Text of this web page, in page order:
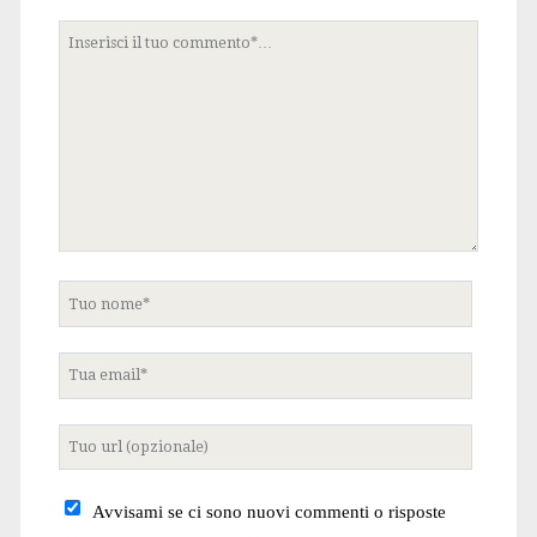
commento
nome
email
sito
Avvisami se ci sono nuovi commenti o risposte